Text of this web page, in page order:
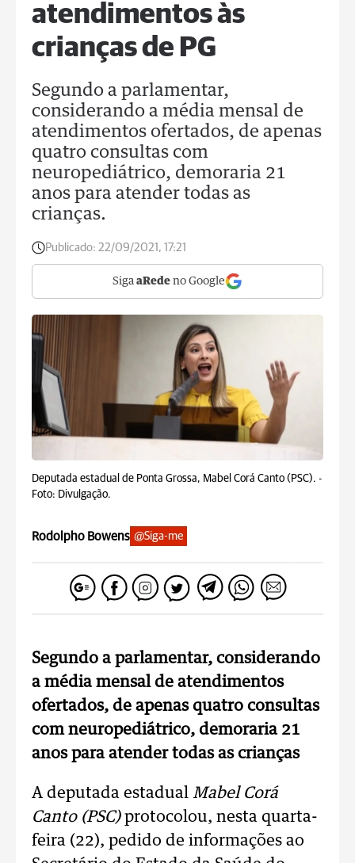
atendimentos às
crianças de PG
Segundo a parlamentar,
considerando a média mensal de
atendimentos ofertados, de apenas
quatro consultas com
neuropediátrico, demoraria 21
anos para atender todas as
crianças.
Publicado: 22/09/2021, 17:21
Siga aRede no Google
Deputada estadual de Ponta Grossa, Mabel Corá Canto (PSC). -
Foto: Divulgação.
Rodolpho Bowens @Siga-me
Segundo a parlamentar, considerando
a média mensal de atendimentos
ofertados, de apenas quatro consultas
com neuropediátrico, demoraria 21
anos para atender todas as crianças
A deputada estadual Mabel Corá
Canto (PSC)protocolou, nesta quarta-
feira (22), pedido de informações ao